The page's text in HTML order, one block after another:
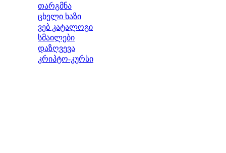
თარგმნა
ცხელი ხაზი
ვებ კატალოგი
სმაილები
დაზღვევა
კრიპტო-კურსი